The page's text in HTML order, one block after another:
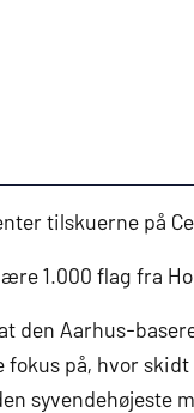
tilskuerne på
1.000 flag fra
den Aarhus-
på, hvor
syvendehøjeste